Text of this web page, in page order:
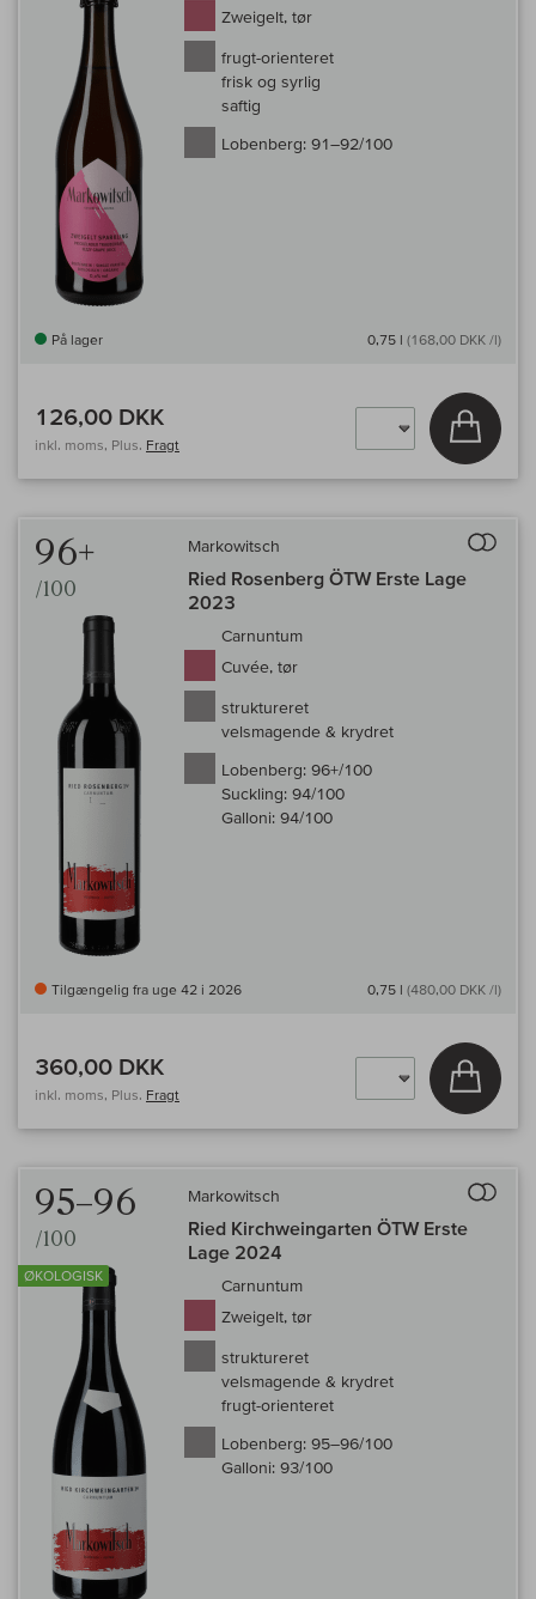
Zweigelt, tør
frugt-orienteret
frisk og syrlig
saftig
Lobenberg: 91–92/100
På lager 0,75 l (168,00 DKK /l)
126,00 DKK
inkl. moms, Plus. Fragt
Læg i
96+
/100
Markowitsch
Ried Rosenberg ÖTW Erste Lage
2023
Carnuntum
Cuvée, tør
struktureret
velsmagende & krydret
Lobenberg: 96+/100
Suckling: 94/100
Galloni: 94/100
Tilgængelig fra uge 42 i 2026 0,75 l (480,00 DKK /l)
360,00 DKK
inkl. moms, Plus. Fragt
Læg i
95–96
/100
ØKOLOGISK
Markowitsch
Ried Kirchweingarten ÖTW Erste
Lage 2024
Carnuntum
Zweigelt, tør
struktureret
velsmagende & krydret
frugt-orienteret
Lobenberg: 95–96/100
Galloni: 93/100